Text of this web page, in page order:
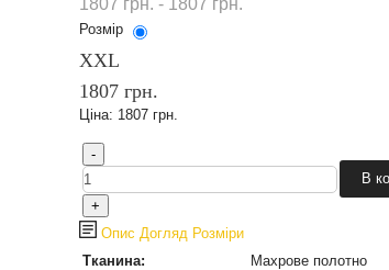
1807 грн. - 1807 грн.
Розмір
XXL
1807 грн.
Ціна: 1807 грн.
Опис Догляд Розміри
Тканина:
Махрове полотно